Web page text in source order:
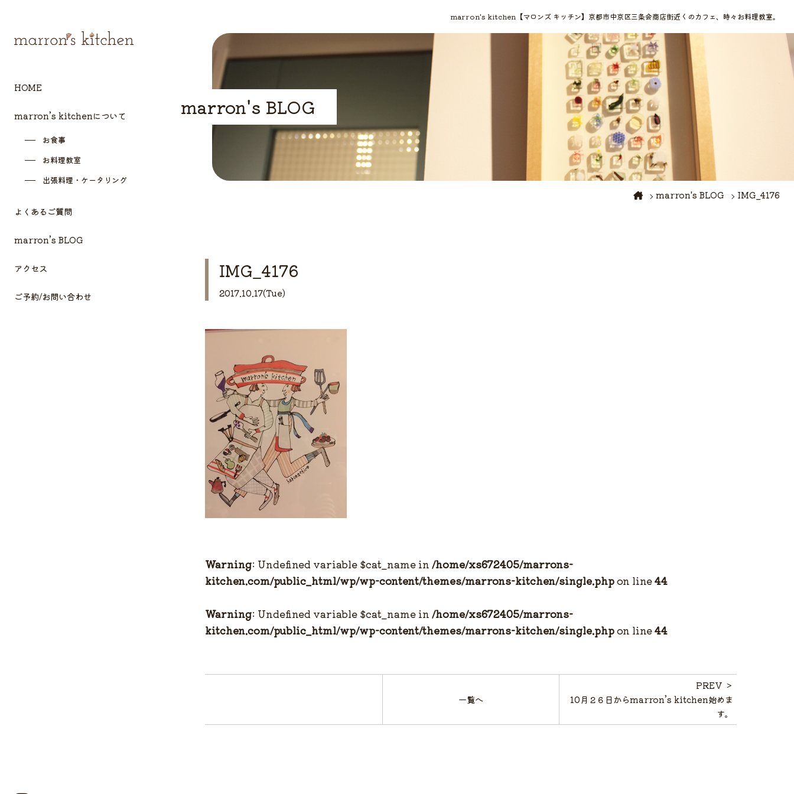
HOME
marron’s kitchenについて
お食事
お料理教室
出張料理・ケータリング
よくあるご質問
marron’s BLOG
アクセス
ご予約/お問い合わせ
marron's kitchen【マロンズ キッチン】京都市中京区三条会商店街近くのカフェ、時々お料理教室。
marron's BLOG
marron's BLOG IMG_4176
IMG_4176
2017.10.17(Tue)
Warning: Undefined variable $cat_name in /home/xs672405/marrons-
kitchen.com/public_html/wp/wp-content/themes/marrons-kitchen/single.phpon line44
Warning: Undefined variable $cat_name in /home/xs672405/marrons-
kitchen.com/public_html/wp/wp-content/themes/marrons-kitchen/single.phpon line44
一覧へ
PREV ＞
10月２６日からmarron’s kitchen始めま
す。